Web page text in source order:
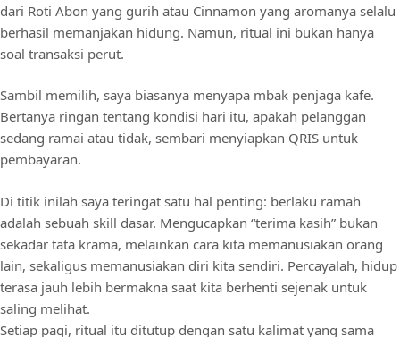
dari Roti Abon yang gurih atau Cinnamon yang aromanya selalu
berhasil memanjakan hidung. Namun, ritual ini bukan hanya
soal transaksi perut.
Sambil memilih, saya biasanya menyapa mbak penjaga kafe.
Bertanya ringan tentang kondisi hari itu, apakah pelanggan
sedang ramai atau tidak, sembari menyiapkan QRIS untuk
pembayaran.
Di titik inilah saya teringat satu hal penting: berlaku ramah
adalah sebuah skill dasar. Mengucapkan “terima kasih” bukan
sekadar tata krama, melainkan cara kita memanusiakan orang
lain, sekaligus memanusiakan diri kita sendiri. Percayalah, hidup
terasa jauh lebih bermakna saat kita berhenti sejenak untuk
saling melihat.
Setiap pagi, ritual itu ditutup dengan satu kalimat yang sama